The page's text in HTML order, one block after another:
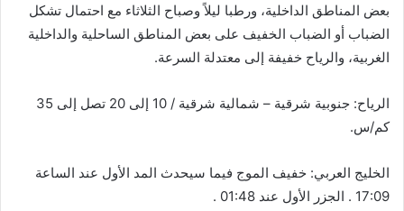
بعض المناطق الداخلية، ورطبا ليلاً وصباح الثلاثاء مع احتمال تشكل
الضباب أو الضباب الخفيف على بعض المناطق الساحلية والداخلية
الغربية، والرياح خفيفة إلى معتدلة السرعة.
الرياح: جنوبية شرقية – شمالية شرقية / 10 إلى 20 تصل إلى 35
كم/س.
الخليج العربي: خفيف الموج فيما سيحدث المد الأول عند الساعة
17:09 . الجزر الأول عند 01:48 .